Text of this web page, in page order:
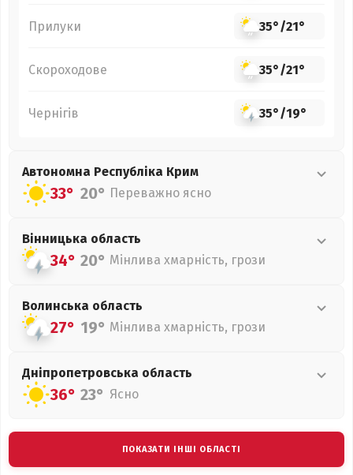
Прилуки 35°/21°
Скороходове 35°/21°
Чернігів 35°/19°
Автономна Республіка Крим
33° 20° Переважно ясно
Вінницька область
34° 20° Мінлива хмарність, грози
Волинська область
27° 19° Мінлива хмарність, грози
Дніпропетровська область
36° 23° Ясно
ПОКАЗАТИ ІНШІ ОБЛАСТІ